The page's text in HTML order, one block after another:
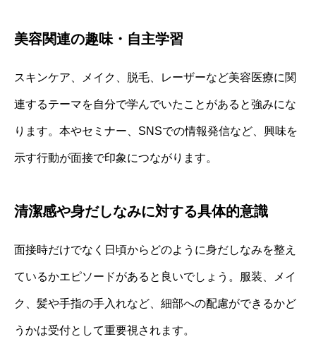
美容関連の趣味・自主学習
スキンケア、メイク、脱毛、レーザーなど美容医療に関
連するテーマを自分で学んでいたことがあると強みにな
ります。本やセミナー、SNSでの情報発信など、興味を
示す行動が面接で印象につながります。
清潔感や身だしなみに対する具体的意識
面接時だけでなく日頃からどのように身だしなみを整え
ているかエピソードがあると良いでしょう。服装、メイ
ク、髪や手指の手入れなど、細部への配慮ができるかど
うかは受付として重要視されます。